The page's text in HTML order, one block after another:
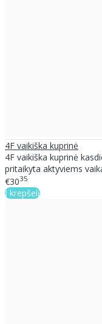
4F vaikiška kuprinė
4F vaikiška kuprinė
pritaikyta aktyviems
€3035
Į krepšelį